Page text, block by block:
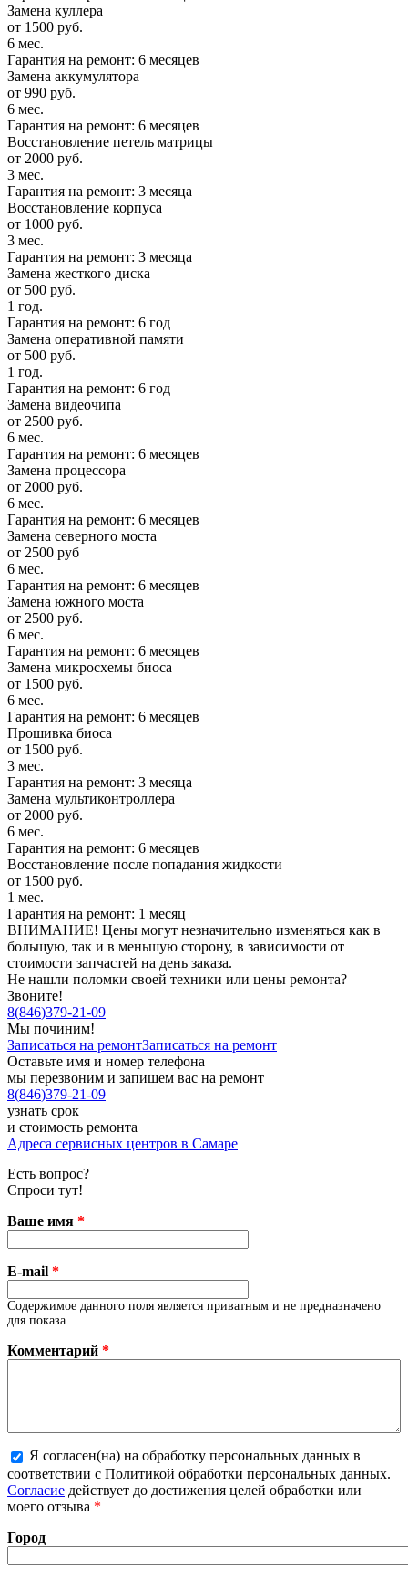
Замена куллера
от 1500 руб.
6 мес.
Гарантия на ремонт: 6 месяцев
Замена аккумулятора
от 990 руб.
6 мес.
Гарантия на ремонт: 6 месяцев
Восстановление петель матрицы
от 2000 руб.
3 мес.
Гарантия на ремонт: 3 месяца
Восстановление корпуса
от 1000 руб.
3 мес.
Гарантия на ремонт: 3 месяца
Замена жесткого диска
от 500 руб.
1 год.
Гарантия на ремонт: 6 год
Замена оперативной памяти
от 500 руб.
1 год.
Гарантия на ремонт: 6 год
Замена видеочипа
от 2500 руб.
6 мес.
Гарантия на ремонт: 6 месяцев
Замена процессора
от 2000 руб.
6 мес.
Гарантия на ремонт: 6 месяцев
Замена северного моста
от 2500 руб
6 мес.
Гарантия на ремонт: 6 месяцев
Замена южного моста
от 2500 руб.
6 мес.
Гарантия на ремонт: 6 месяцев
Замена микросхемы биоса
от 1500 руб.
6 мес.
Гарантия на ремонт: 6 месяцев
Прошивка биоса
от 1500 руб.
3 мес.
Гарантия на ремонт: 3 месяца
Замена мультиконтроллера
от 2000 руб.
6 мес.
Гарантия на ремонт: 6 месяцев
Восстановление после попадания жидкости
от 1500 руб.
1 мес.
Гарантия на ремонт: 1 месяц
ВНИМАНИЕ! Цены могут незначительно изменяться как в
большую, так и в меньшую сторону, в зависимости от
стоимости запчастей на день заказа.
Не нашли поломки своей техники или цены ремонта?
Звоните!
8(846)379-21-09
Мы починим!
Записаться на ремонтЗаписаться на ремонт
Оставьте имя и номер телефона
мы перезвоним и запишем вас на ремонт
8(846)379-21-09
узнать срок
и стоимость ремонта
Адреса сервисных центров в Самаре
Есть вопрос?
Спроси тут!
Ваше имя *
E-mail *
Содержимое данного поля является приватным и не предназначено
для показа.
Комментарий *
Более подробная информация о текстовых форматах
Я согласен(на) на обработку персональных данных в
соответствии с Политикой обработки персональных данных.
Согласие действует до достижения целей обработки или
моего отзыва *
Город